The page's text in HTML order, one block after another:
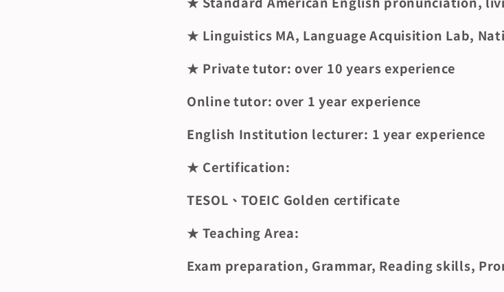
★ Linguistics MA, Language Acquisition Lab,
★ Private tutor: over 10 years experience
Online tutor: over 1 year experience
English Institution lecturer: 1 year experience
★ Certification:
TESOL、TOEIC Golden certificate
★ Teaching Area:
Exam preparation, Grammar, Reading skills,